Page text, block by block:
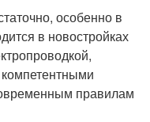
особенно в
в новостройках
правилам